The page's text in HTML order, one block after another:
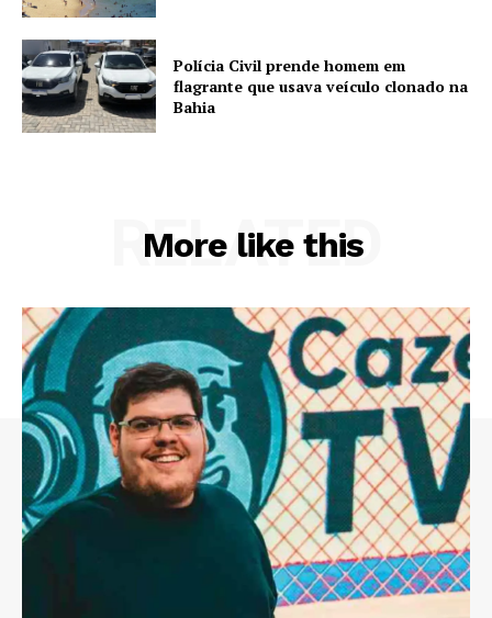
Polícia Civil prende homem em
flagrante que usava veículo clonado na
Bahia
More like this
RELATED